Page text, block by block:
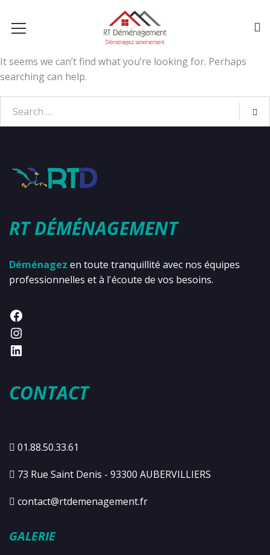
It seems we can’t find what you’re looking for. Perhaps
searching can help.
RT DÉMÉNAGEMENT
Déménagez en toute tranquillité avec nos équipes
professionnelles et à l'écoute de vos besoins.
CONTACT
01.88.50.33.61
73 Rue Saint Denis - 93300 AUBERVILLIERS
contact@rtdemenagement.fr
GALERIE